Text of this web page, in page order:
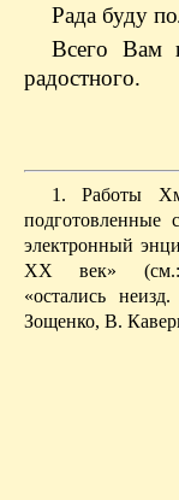
Рада буду
Всего Вам
радостного.
1. Работы
подготовленные
электронный
ХХ век» (см.:
«остались
Зощенко, В.